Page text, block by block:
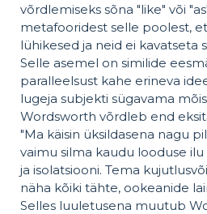
võrdlemiseks sõna "like" või
metafooridest selle poolest,
lühikesed ja neid ei kavatseta
Selle asemel on similide
paralleelsust kahe erineva
lugeja subjekti sügavama
Wordsworth võrdleb end
"Ma käisin üksildasena nagu
vaimu silma kaudu looduse
ja isolatsiooni. Tema
näha kõiki tähte, ookeanide
Selles luuletusena muutub